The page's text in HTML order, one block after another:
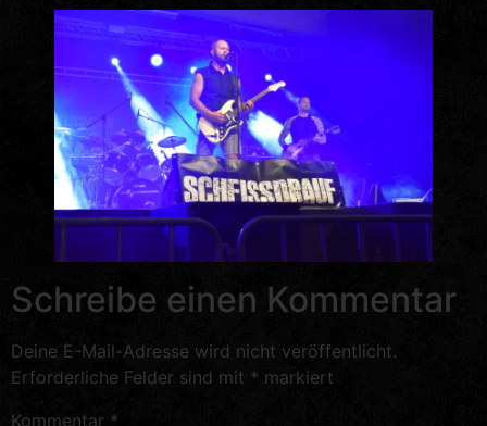
Schreibe einen Kommentar
Deine E-Mail-Adresse wird nicht veröffentlicht.
Erforderliche Felder sind mit * markiert
Kommentar *